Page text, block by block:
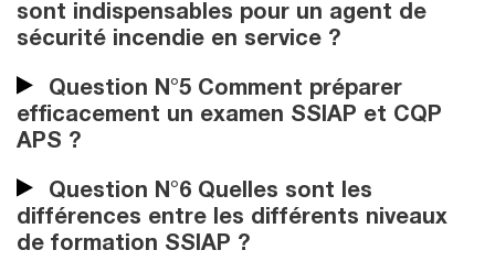
sont indispensables pour un agent de
sécurité incendie en service ?
Question N°5 Comment préparer
efficacement un examen SSIAP et CQP
APS ?
Question N°6 Quelles sont les
différences entre les différents niveaux
de formation SSIAP ?